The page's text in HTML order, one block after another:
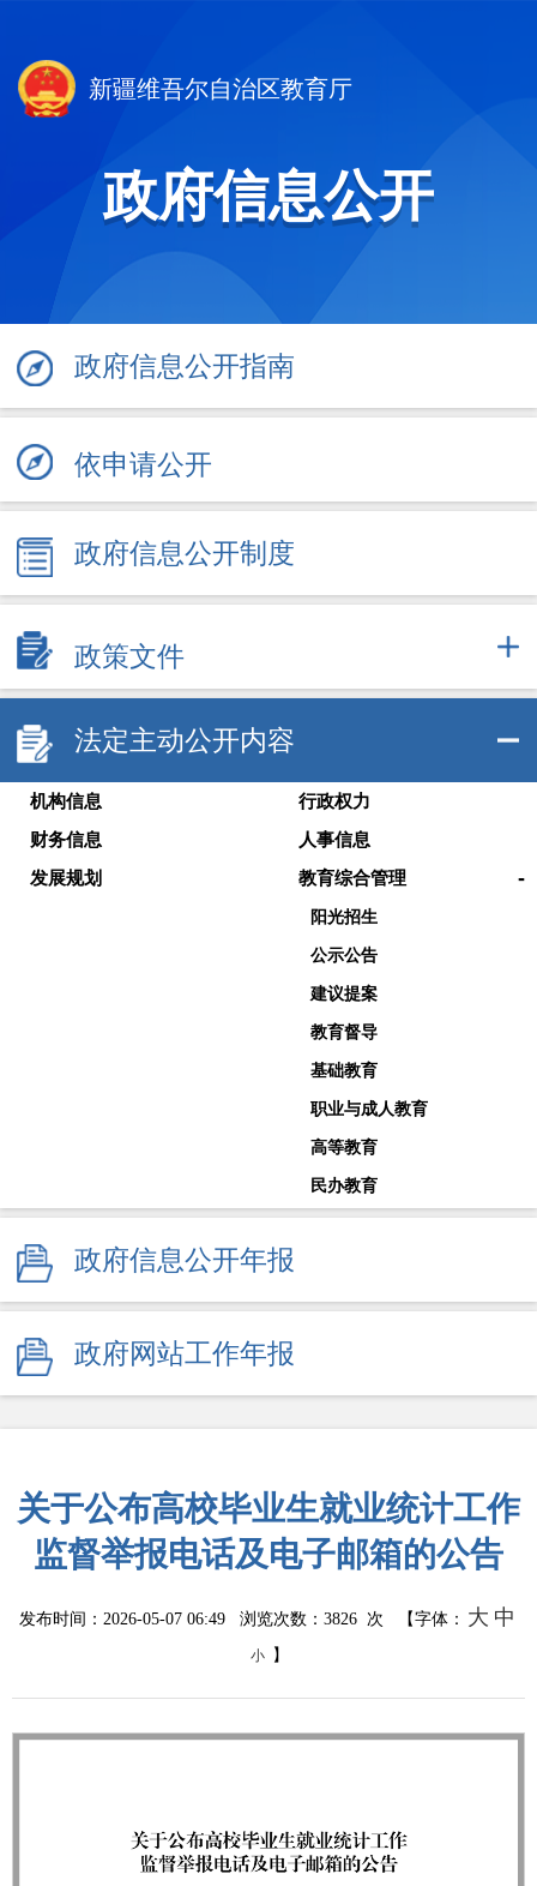
新疆维吾尔自治区教育厅
政府信息公开
政府信息公开指南
依申请公开
政府信息公开制度
政策文件
法定主动公开内容
机构信息
行政权力
财务信息
人事信息
发展规划
教育综合管理 -
阳光招生
公示公告
建议提案
教育督导
基础教育
职业与成人教育
高等教育
民办教育
教师工作
学校安全生产
政府信息公开年报
政府网站工作年报
关于公布高校毕业生就业统计工作
监督举报电话及电子邮箱的公告
发布时间：2026-05-07 06:49 浏览次数： 3826 次 【字体： 大 中
小 】